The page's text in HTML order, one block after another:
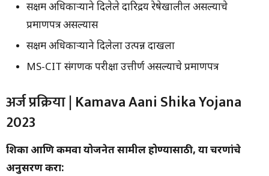
सक्षम अधिकार्‍याने दिलेले दारिद्रय रेषेखालील असल्याचे
प्रमाणपत्र असल्यास
सक्षम अधिकार्‍याने दिलेला उत्पन्न दाखला
MS-CIT संगणक परीक्षा उत्तीर्ण असल्याचे प्रमाणपत्र
अर्ज प्रक्रिया | Kamava Aani Shika Yojana
2023
शिका आणि कमवा योजनेत सामील होण्यासाठी, या चरणांचे
अनुसरण करा: